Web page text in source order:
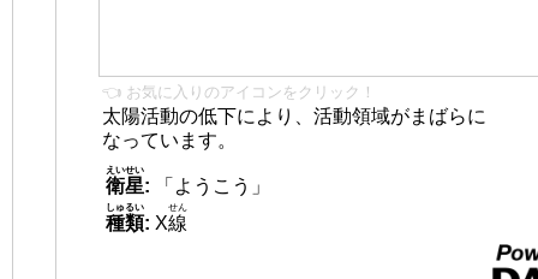
👈 お気に入りのアイコンをクリック！
太陽活動の低下により、活動領域がまばらに
なっています。
衛星
えいせい
:
「ようこう」
種類
しゅるい
: X線
せん